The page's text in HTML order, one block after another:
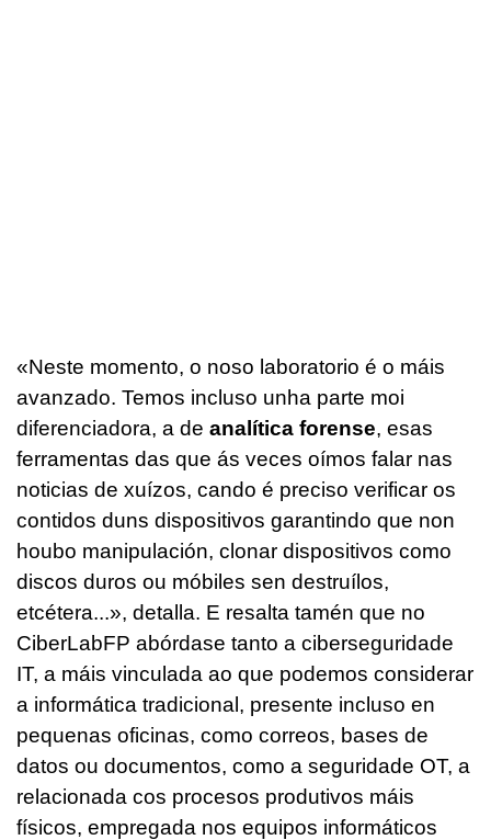
«Neste momento, o noso laboratorio é o máis
avanzado. Temos incluso unha parte moi
diferenciadora, a de analítica forense, esas
ferramentas das que ás veces oímos falar nas
noticias de xuízos, cando é preciso verificar os
contidos duns dispositivos garantindo que non
houbo manipulación, clonar dispositivos como
discos duros ou móbiles sen destruílos,
etcétera...», detalla. E resalta tamén que no
CiberLabFP abórdase tanto a ciberseguridade
IT, a máis vinculada ao que podemos considerar
a informática tradicional, presente incluso en
pequenas oficinas, como correos, bases de
datos ou documentos, como a seguridade OT, a
relacionada cos procesos produtivos máis
físicos, empregada nos equipos informáticos